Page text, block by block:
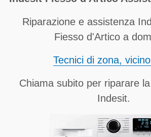
Riparazione e assistenza
Fiesso d'Artico a
Tecnici di zona,
Chiama subito per riparare
Indesit.